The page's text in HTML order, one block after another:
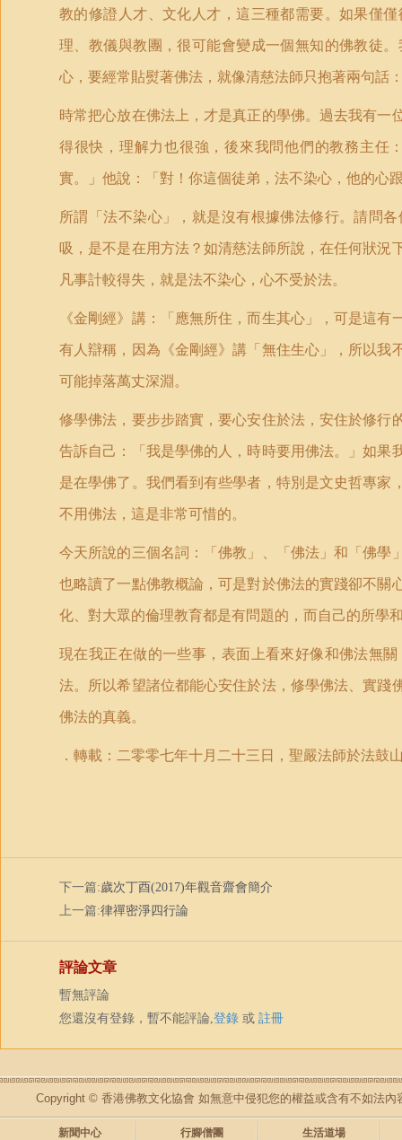
教的修證人才、文化人才，這三種都需要。如果僅
理、教儀與教團，很可能會變成一個無知的佛教徒
心，要經常貼熨著佛法，就像清慈法師只抱著兩句話
時常把心放在佛法上，才是真正的學佛。過去我有
得很快，理解力也很強，後來我問他們的教務主任
實。」他說：「對！你這個徒弟，法不染心，他的心
所謂「法不染心」，就是沒有根據佛法修行。請問
吸，是不是在用方法？如清慈法師所說，在任何狀
凡事計較得失，就是法不染心，心不受於法。
《金剛經》講：「應無所住，而生其心」，可是這有
有人辯稱，因為《金剛經》講「無住生心」，所以
可能掉落萬丈深淵。
修學佛法，要步步踏實，要心安住於法，安住於修
告訴自己：「我是學佛的人，時時要用佛法。」如
是在學佛了。我們看到有些學者，特別是文史哲專
不用佛法，這是非常可惜的。
今天所說的三個名詞：「佛教」、「佛法」和「佛
也略讀了一點佛教概論，可是對於佛法的實踐卻不
化、對大眾的倫理教育都是有問題的，而自己的所學
現在我正在做的一些事，表面上看來好像和佛法無
法。所以希望諸位都能心安住於法，修學佛法、實
佛法的真義。
． 轉載： 二零零七年十月二十三日， 聖嚴法師於法鼓
下一篇:歲次丁酉(2017)年觀音齋會簡介
上一篇:律禪密淨四行論
評論文章
暫無評論
您還沒有登錄，暫不能評論,登錄 或 註冊
Copyright © 香港佛教文化協會 如無意中侵犯您的權益或含有不如法內
新聞中心
行腳僧團
生活道場